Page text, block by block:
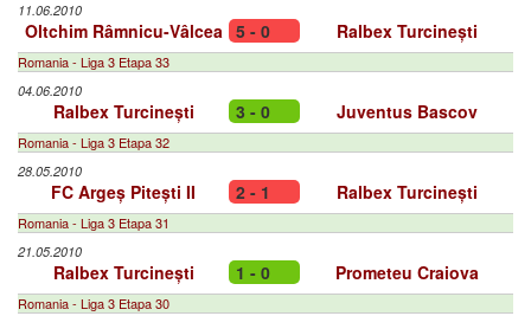
11.06.2010
Oltchim Râmnicu-Vâlcea 5 - 0 Ralbex Turcinești
Romania - Liga 3 Etapa 33
04.06.2010
Ralbex Turcinești 3 - 0 Juventus Bascov
Romania - Liga 3 Etapa 32
28.05.2010
FC Argeș Pitești II 2 - 1 Ralbex Turcinești
Romania - Liga 3 Etapa 31
21.05.2010
Ralbex Turcinești 1 - 0 Prometeu Craiova
Romania - Liga 3 Etapa 30